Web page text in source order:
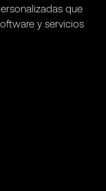
que
y servicios